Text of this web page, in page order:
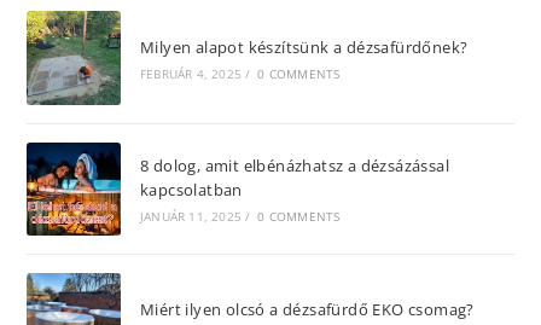
Milyen alapot készítsünk a dézsafürdőnek?
FEBRUÁR 4, 2025 / 0 COMMENTS
8 dolog, amit elbénázhatsz a dézsázással
kapcsolatban
JANUÁR 11, 2025 / 0 COMMENTS
Miért ilyen olcsó a dézsafürdő EKO csomag?